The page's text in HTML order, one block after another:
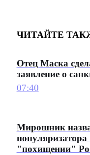
ЧИТАЙТЕ
Отец Маска
заявление о
07:40
Мирошник
популяризатора
"похищении"